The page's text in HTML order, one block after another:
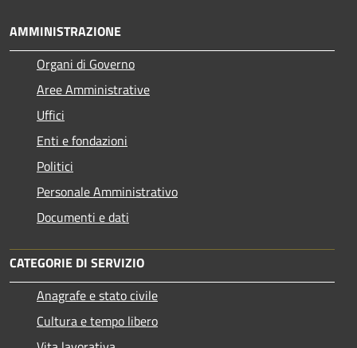
AMMINISTRAZIONE
Organi di Governo
Aree Amministrative
Uffici
Enti e fondazioni
Politici
Personale Amministrativo
Documenti e dati
CATEGORIE DI SERVIZIO
Anagrafe e stato civile
Cultura e tempo libero